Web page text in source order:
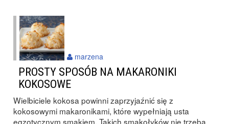
PROSTY SPOSÓB NA MAKARONIKI
KOKOSOWE
Wielbiciele kokosa powinni zaprzyjaźnić się z
kokosowymi makaronikami, które wypełniają usta
egzotycznym smakiem. Takich smakołyków nie trzeba
marzena